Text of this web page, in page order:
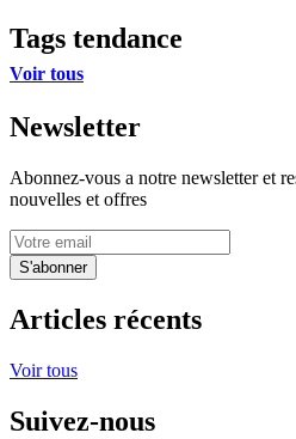
Tags tendance
Voir tous
Newsletter
Abonnez-vous a notre newsletter et
nouvelles et offres
S'abonner
Articles récents
Voir tous
Suivez-nous